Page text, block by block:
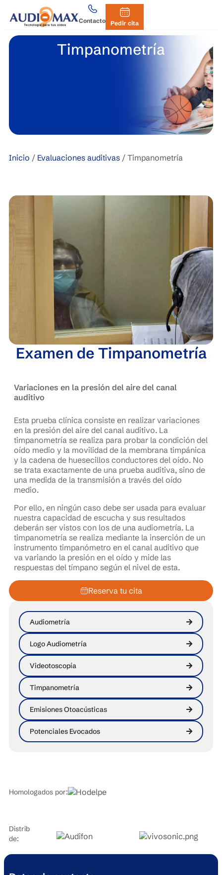
Contacto Pedir cita
Timpanometría
Inicio / Evaluaciones auditivas / Timpanometría
Audiometría
Logo Audiometría
Videotoscopía
Timpanometría
Emisiones Otoacústicas
Potenciales Evocados
Examen de Timpanometría
Variaciones en la presión del aire del canal
auditivo
Esta prueba clínica consiste en realizar variaciones
en la presión del aire del canal auditivo. La
timpanometría se realiza para probar la condición del
oído medio y la movilidad de la membrana timpánica
y la cadena de huesecillos conductores del oído. No
se trata exactamente de una prueba auditiva, sino de
una medida de la transmisión a través del oído
medio.
Por ello, en ningún caso debe ser usada para evaluar
nuestra capacidad de escucha y sus resultados
deberán ser vistos con los de una audiometría. La
timpanometría se realiza mediante la inserción de un
instrumento timpanómetro en el canal auditivo que
va variando la presión en el oído y mide las
respuestas del tímpano según el nivel de esta.
Reserva tu cita
Homologados por:
Distribuidores
de: